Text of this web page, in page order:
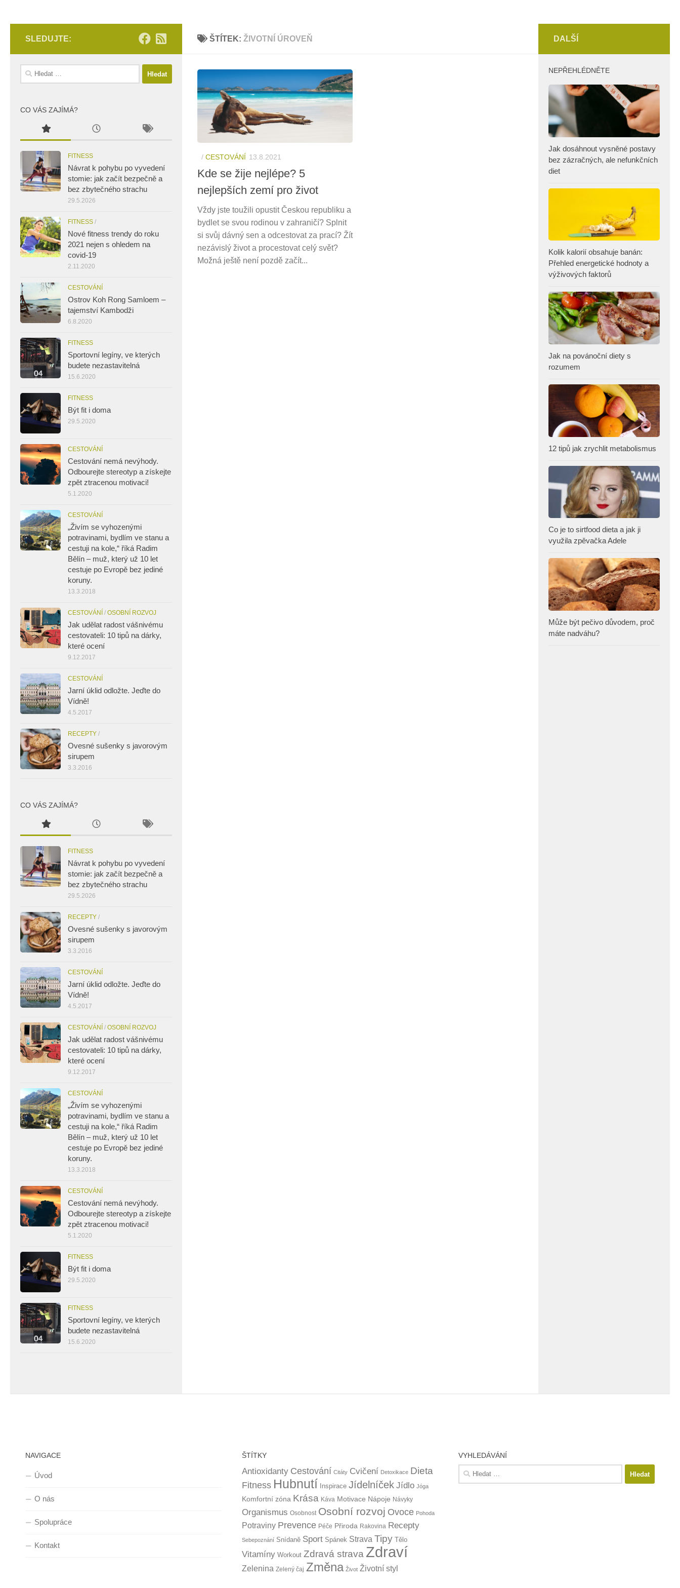
ŠTÍTEK: ŽIVOTNÍ ÚROVEŇ
/ CESTOVÁNÍ 13.8.2021
Kde se žije nejlépe? 5
nejlepších zemí pro život
Vždy jste toužili opustit Českou republiku a
bydlet se svou rodinou v zahraničí? Splnit
si svůj dávný sen a odcestovat za prací? Žít
nezávislý život a procestovat celý svět?
Možná ještě není pozdě začít...
SLEDUJTE:
Vyhledávání
CO VÁS ZAJÍMÁ?
FITNESS
Návrat k pohybu po vyvedení
stomie: jak začít bezpečně a
bez zbytečného strachu
29.5.2026
FITNESS /
Nové fitness trendy do roku
2021 nejen s ohledem na
covid-19
2.11.2020
CESTOVÁNÍ
Ostrov Koh Rong Samloem –
tajemství Kambodži
6.8.2020
FITNESS
Sportovní legíny, ve kterých
budete nezastavitelná
15.6.2020
FITNESS
Být fit i doma
29.5.2020
CESTOVÁNÍ
Cestování nemá nevýhody.
Odbourejte stereotyp a získejte
zpět ztracenou motivaci!
5.1.2020
CESTOVÁNÍ
„Živím se vyhozenými
potravinami, bydlím ve stanu a
cestuji na kole,“ říká Radim
Bělín – muž, který už 10 let
cestuje po Evropě bez jediné
koruny.
13.3.2018
CESTOVÁNÍ / OSOBNÍ ROZVOJ
Jak udělat radost vášnivému
cestovateli: 10 tipů na dárky,
které ocení
9.12.2017
CESTOVÁNÍ
Jarní úklid odložte. Jeďte do
Vídně!
4.5.2017
RECEPTY /
Ovesné sušenky s javorovým
sirupem
3.3.2016
CO VÁS ZAJÍMÁ?
FITNESS
Návrat k pohybu po vyvedení
stomie: jak začít bezpečně a
bez zbytečného strachu
29.5.2026
RECEPTY /
Ovesné sušenky s javorovým
sirupem
3.3.2016
CESTOVÁNÍ
Jarní úklid odložte. Jeďte do
Vídně!
4.5.2017
CESTOVÁNÍ / OSOBNÍ ROZVOJ
Jak udělat radost vášnivému
cestovateli: 10 tipů na dárky,
které ocení
9.12.2017
CESTOVÁNÍ
„Živím se vyhozenými
potravinami, bydlím ve stanu a
cestuji na kole,“ říká Radim
Bělín – muž, který už 10 let
cestuje po Evropě bez jediné
koruny.
13.3.2018
CESTOVÁNÍ
Cestování nemá nevýhody.
Odbourejte stereotyp a získejte
zpět ztracenou motivaci!
5.1.2020
FITNESS
Být fit i doma
29.5.2020
FITNESS
Sportovní legíny, ve kterých
budete nezastavitelná
15.6.2020
DALŠÍ
NEPŘEHLÉDNĚTE
Jak dosáhnout vysněné postavy
bez zázračných, ale nefunkčních
diet
Kolik kalorií obsahuje banán:
Přehled energetické hodnoty a
výživových faktorů
Jak na povánoční diety s
rozumem
12 tipů jak zrychlit metabolismus
Co je to sirtfood dieta a jak ji
využila zpěvačka Adele
Může být pečivo důvodem, proč
máte nadváhu?
NAVIGACE
Úvod
O nás
Spolupráce
Kontakt
ŠTÍTKY
Antioxidanty Cestování Citáty Cvičení Detoxikace Dieta
Fitness Hubnutí Inspirace Jídelníček Jídlo Jóga
Komfortní zóna Krása Káva Motivace Nápoje Návyky
Organismus Osobnost Osobní rozvoj Ovoce Pohoda
Potraviny Prevence Péče Přiroda Rakovina Recepty
Sebepoznání Snídaně Sport Spánek Strava Tipy Tělo
Vitamíny Workout Zdravá strava Zdraví
Zelenina Zelený čaj Změna Život Životní styl
VYHLEDÁVÁNÍ
Vyhledávání